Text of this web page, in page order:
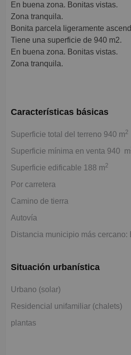
En buena zona. Bonitas vistas.
Zona tranquila.
Bonita parcela ligeramente
Tiene una superficie de 940 m2.
En buena zona. Bonitas vistas.
Zona tranquila.
Características básicas
Superficie total del terreno 940 m2
Superficie mínima en venta 940 m
Superficie edificable 188 m2
Por carretera
Camino de tierra
Autovía
Distancia municipio más cercano:
Situación urbanística
Urbano (solar)
Residencial unifamiliar (chalets)
plantas